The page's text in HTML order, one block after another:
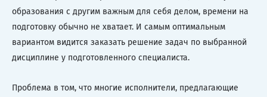
образования с другим важным для себя делом, времени на
подготовку обычно не хватает. И самым оптимальным
вариантом видится заказать решение задач по выбранной
дисциплине у подготовленного специалиста.
Проблема в том, что многие исполнители, предлагающие